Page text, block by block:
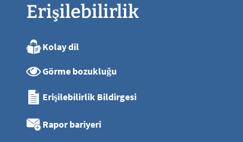
Erişilebilirlik
Kolay dil
Görme bozukluğu
Erişilebilirlik Bildirgesi
Rapor bariyeri